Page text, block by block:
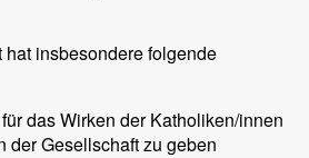
hat insbesondere folgende
das Wirken der Katholiken/innen
der Gesellschaft zu geben